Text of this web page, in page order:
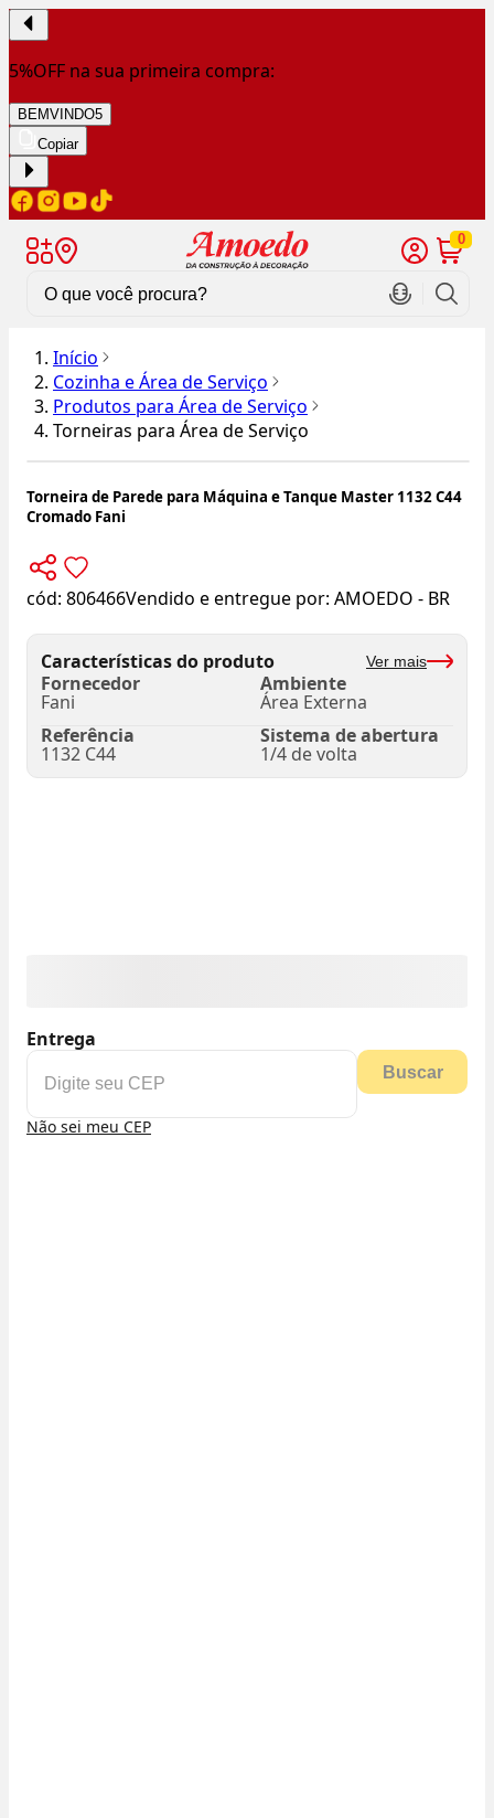
5%OFF na sua primeira compra:
BEMVINDO5
Copiar
0
Início
Cozinha e Área de Serviço
Produtos para Área de Serviço
Torneiras para Área de Serviço
Torneira de Parede para Máquina e Tanque Master 1132 C44
Cromado Fani
cód: 806466Vendido e entregue por: AMOEDO - BR
Características do produto Ver mais
Fornecedor
Fani
Ambiente
Área Externa
Referência
1132 C44
Sistema de abertura
1/4 de volta
Entrega
Buscar
Não sei meu CEP